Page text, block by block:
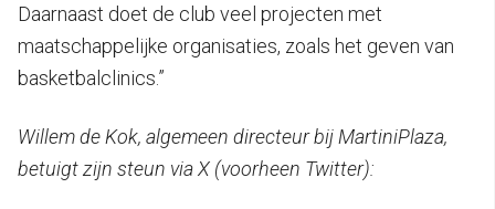
Daarnaast doet de club veel projecten met
maatschappelijke organisaties, zoals het geven van
basketbalclinics.”
Willem de Kok, algemeen directeur bij MartiniPlaza,
betuigt zijn steun via X (voorheen Twitter):